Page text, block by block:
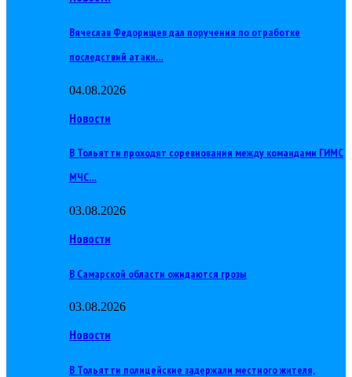
Вячеслав Федорищев дал поручения по отработке
последствий атаки…
04.08.2026
Новости
В Тольятти проходят соревнования между командами ГИМС
МЧС…
03.08.2026
Новости
В Самарской области ожидаются грозы
03.08.2026
Новости
В Тольятти полицейские задержали местного жителя,